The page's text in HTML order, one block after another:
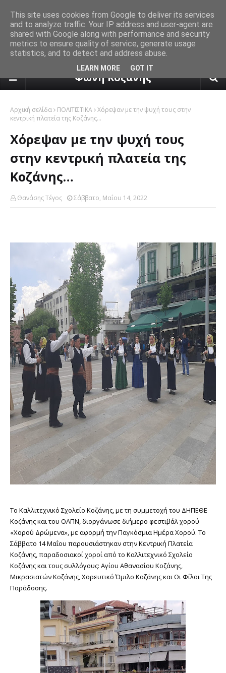
πρόγνωση καιρού από το
Φωνή Κοζάνης
Αρχική σελίδα ΠΟΛΙΤΙΣΤΙΚΑ Χόρεψαν με την ψυχή τους στην
κεντρική πλατεία της Κοζάνης…
Χόρεψαν με την ψυχή τους
στην κεντρική πλατεία της
Κοζάνης…
Θανάσης Τέγος Σάββατο, Μαΐου 14, 2022
Το Καλλιτεχνικό Σχολείο Κοζάνης, με τη συμμετοχή του ΔΗΠΕΘΕ
Κοζάνης και του ΟΑΠΝ, διοργάνωσε διήμερο φεστιβάλ χορού
«Χορού Δρώμενα», με αφορμή την Παγκόσμια Ημέρα Χορού. Το
Σάββατο 14 Μαΐου παρουσιάστηκαν στην Κεντρική Πλατεία
Κοζάνης, παραδοσιακοί χοροί από το Καλλιτεχνικό Σχολείο
Κοζάνης και τους συλλόγους: Αγίου Αθανασίου Κοζάνης,
Μικρασιατών Κοζάνης, Χορευτικό Όμιλο Κοζάνης και Οι Φίλοι Της
Παράδοσης.
This site uses cookies from Google to deliver its services
and to analyze traffic. Your IP address and user-agent are
shared with Google along with performance and security
metrics to ensure quality of service, generate usage
statistics, and to detect and address abuse.
LEARN MORE GOT IT